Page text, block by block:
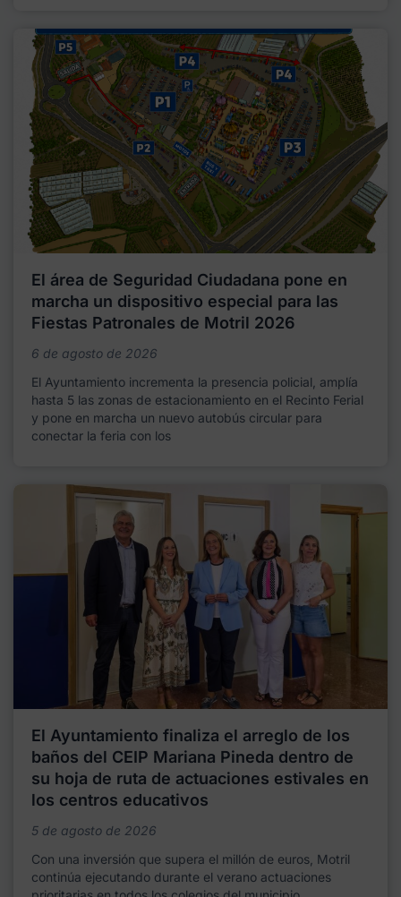
El área de Seguridad Ciudadana pone en
marcha un dispositivo especial para las
Fiestas Patronales de Motril 2026
6 de agosto de 2026
El Ayuntamiento incrementa la presencia policial, amplía
hasta 5 las zonas de estacionamiento en el Recinto Ferial
y pone en marcha un nuevo autobús circular para
conectar la feria con los
El Ayuntamiento finaliza el arreglo de los
baños del CEIP Mariana Pineda dentro de
su hoja de ruta de actuaciones estivales en
los centros educativos
5 de agosto de 2026
Con una inversión que supera el millón de euros, Motril
continúa ejecutando durante el verano actuaciones